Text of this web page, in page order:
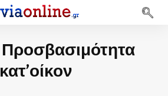
Προσβασιμότητα
κατ’οίκον